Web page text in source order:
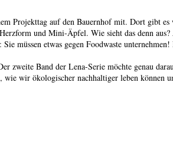
Projekttag auf den Bauernhof mit. Dort gibt
und Mini-Äpfel. Wie sieht das denn
müssen etwas gegen Foodwaste
Band der Lena-Serie möchte genau
wir ökologischer nachhaltiger leben